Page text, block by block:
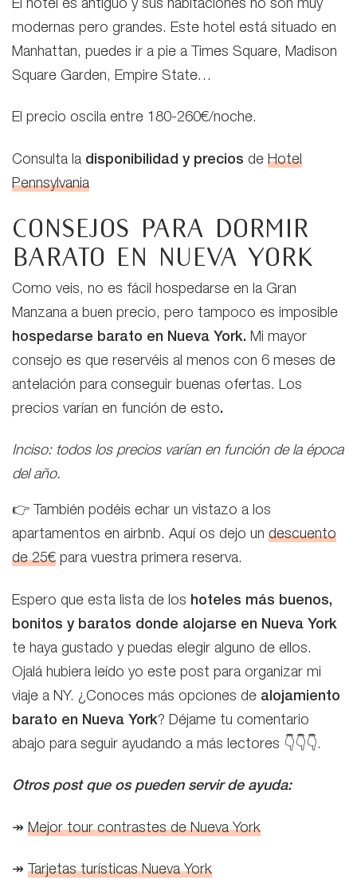
El hotel es antiguo y sus habitaciones no son muy
modernas pero grandes. Este hotel está situado en
Manhattan, puedes ir a pie a Times Square, Madison
Square Garden, Empire State…
El precio oscila entre 180-260€/noche.
Consulta la disponibilidad y precios de Hotel
Pennsylvania
Consejos para dormir
barato en Nueva York
Como veis, no es fácil hospedarse en la Gran
Manzana a buen precio, pero tampoco es imposible
hospedarse barato en Nueva York. Mi mayor
consejo es que reservéis al menos con 6 meses de
antelación para conseguir buenas ofertas. Los
precios varían en función de esto.
Inciso: todos los precios varían en función de la época
del año.
👉 También podéis echar un vistazo a los
apartamentos en airbnb. Aquí os dejo un descuento
de 25€ para vuestra primera reserva.
Espero que esta lista de los hoteles más buenos,
bonitos y baratos donde alojarse en Nueva York
te haya gustado y puedas elegir alguno de ellos.
Ojalá hubiera leído yo este post para organizar mi
viaje a NY. ¿Conoces más opciones de alojamiento
barato en Nueva York? Déjame tu comentario
abajo para seguir ayudando a más lectores 👇👇👇.
Otros post que os pueden servir de ayuda:
↠ Mejor tour contrastes de Nueva York
↠ Tarjetas turísticas Nueva York